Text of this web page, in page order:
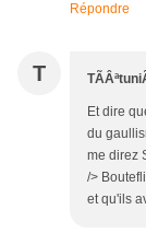
Répondre
T
Et dire
du
me direz
/>
et qu'ils